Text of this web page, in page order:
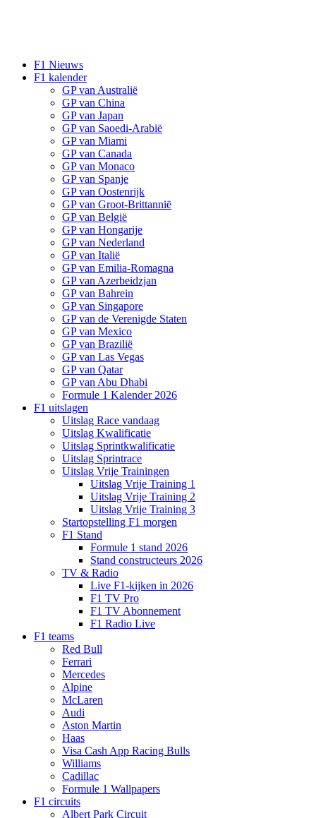
F1 Nieuws
F1 kalender
GP van Australië
GP van China
GP van Japan
GP van Saoedi-Arabië
GP van Miami
GP van Canada
GP van Monaco
GP van Spanje
GP van Oostenrijk
GP van Groot-Brittannië
GP van België
GP van Hongarije
GP van Nederland
GP van Italië
GP van Emilia-Romagna
GP van Azerbeidzjan
GP van Bahrein
GP van Singapore
GP van de Verenigde Staten
GP van Mexico
GP van Brazilië
GP van Las Vegas
GP van Qatar
GP van Abu Dhabi
Formule 1 Kalender 2026
F1 uitslagen
Uitslag Race vandaag
Uitslag Kwalificatie
Uitslag Sprintkwalificatie
Uitslag Sprintrace
Uitslag Vrije Trainingen
Uitslag Vrije Training 1
Uitslag Vrije Training 2
Uitslag Vrije Training 3
Startopstelling F1 morgen
F1 Stand
Formule 1 stand 2026
Stand constructeurs 2026
TV & Radio
Live F1-kijken in 2026
F1 TV Pro
F1 TV Abonnement
F1 Radio Live
F1 teams
Red Bull
Ferrari
Mercedes
Alpine
McLaren
Audi
Aston Martin
Haas
Visa Cash App Racing Bulls
Williams
Cadillac
Formule 1 Wallpapers
F1 circuits
Albert Park Circuit